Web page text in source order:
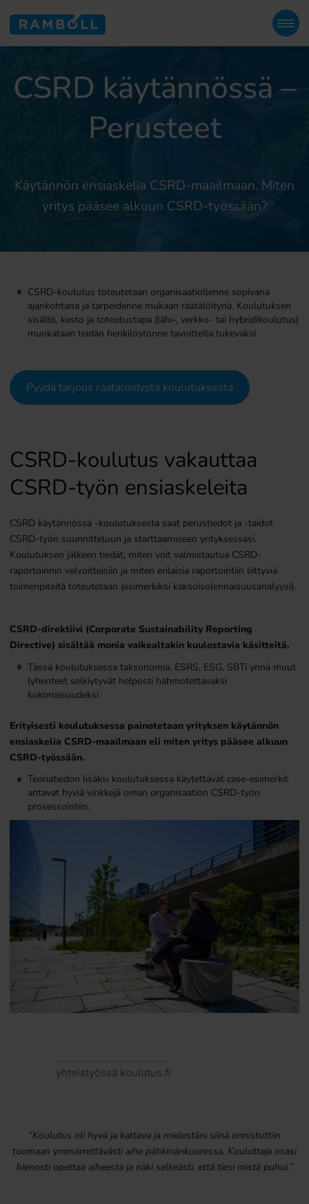
CSRD käytännössä –
Perusteet
Käytännön ensiaskelia CSRD-maailmaan. Miten
yritys pääsee alkuun CSRD-työssään?
CSRD-koulutus toteutetaan organisaatiollenne sopivana
ajankohtana ja tarpeidenne mukaan räätälöitynä. Koulutuksen
sisältö, kesto ja toteutustapa (lähi-, verkko- tai hybridikoulutus)
muokataan teidän henkilöstönne tavoitteita tukevaksi.
Pyydä tarjous räätälöidystä koulutuksesta
CSRD-koulutus vakauttaa
CSRD-työn ensiaskeleita
CSRD käytännössä -koulutuksesta saat perustiedot ja -taidot
CSRD-työn suunnitteluun ja starttaamiseen yrityksessäsi.
Koulutuksen jälkeen tiedät, miten voit valmistautua CSRD-
raportoinnin velvoitteisiin ja miten erilaisia raportointiin liittyviä
toimenpiteitä toteutetaan (esimerkiksi kaksoisolennaisuusanalyysi).
CSRD-direktiivi (Corporate Sustainability Reporting
Directive) sisältää monia vaikealtakin kuulostavia käsitteitä.
Tässä koulutuksessa taksonomia, ESRS, ESG, SBTi ynnä muut
lyhenteet selkiytyvät helposti hahmotettavaksi
kokonaisuudeksi.
Erityisesti koulutuksessa painotetaan yrityksen käytännön
ensiaskelia CSRD-maailmaan eli miten yritys pääsee alkuun
CSRD-työssään.
Teoriatiedon lisäksi koulutuksessa käytettävät case-esimerkit
antavat hyviä vinkkejä oman organisaation CSRD-työn
prosessointiin.
yhteistyössä koulutus.fi
“Koulutus oli hyvä ja kattava ja mielestäni siinä onnistuttiin
tuomaan ymmärrettävästi aihe pähkinänkuoressa. Kouluttaja osasi
hienosti opettaa aiheesta ja näki selkeästi, että tiesi mistä puhui.”